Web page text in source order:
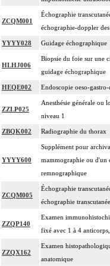
ZCQM001
Échographie
échographie-doppler
YYYY028 Guidage échographique
HLHJ006
Biopsie du foie sur une
guidage échographique
HEQE002 Endoscopie oeso-
ZZLP025
Anesthésie générale ou
niveau 1
ZBQK002 Radiographie du thorax
YYYY600
Supplément pour
mammographie ou d'un
remnographique
ZCQM005
Échographie
échographie
ZZQP140
Examen
fixé avec 1 à 4
ZZQX162
Examen
anatomique